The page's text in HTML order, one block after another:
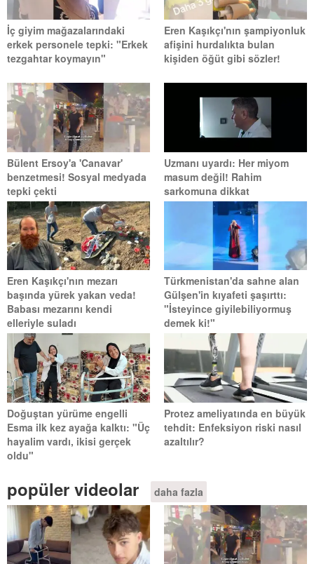
İç giyim mağazalarındaki
erkek personele tepki: "Erkek
tezgahtar koymayın"
Eren Kaşıkçı'nın şampiyonluk
afişini hurdalıkta bulan
kişiden öğüt gibi sözler!
Bülent Ersoy'a 'Canavar'
benzetmesi! Sosyal medyada
tepki çekti
Uzmanı uyardı: Her miyom
masum değil! Rahim
sarkomuna dikkat
Eren Kaşıkçı'nın mezarı
başında yürek yakan veda!
Babası mezarını kendi
elleriyle suladı
Türkmenistan'da sahne alan
Gülşen'in kıyafeti şaşırttı:
"İsteyince giyilebiliyormuş
demek ki!"
Doğuştan yürüme engelli
Esma ilk kez ayağa kalktı: "Üç
hayalim vardı, ikisi gerçek
oldu"
Protez ameliyatında en büyük
tehdit: Enfeksiyon riski nasıl
azaltılır?
popüler videolar daha fazla